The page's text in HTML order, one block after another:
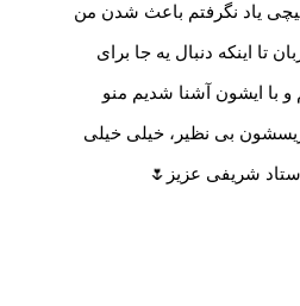
یاد نگرفتم باعث شدن من
تا اینکه دنبال یه جا برای
با ایشون آشنا شدیم منو
بی نظیر، خیلی خیلی
شریفی عزیز🌷